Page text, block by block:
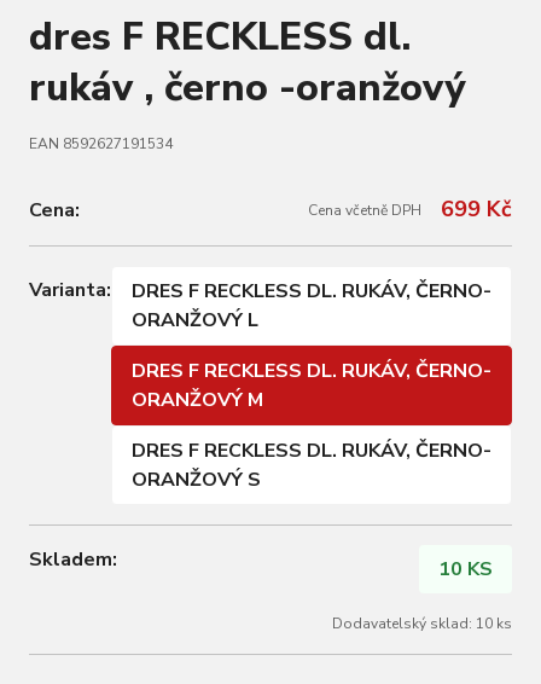
dres F RECKLESS dl.
rukáv , černo -oranžový
EAN 8592627191534
Cena: Cena včetně DPH 699 Kč
Varianta:
DRES F RECKLESS DL. RUKÁV, ČERNO-
ORANŽOVÝ L
DRES F RECKLESS DL. RUKÁV, ČERNO-
ORANŽOVÝ M
DRES F RECKLESS DL. RUKÁV, ČERNO-
ORANŽOVÝ S
Skladem: 10 KS
Dodavatelský sklad: 10 ks